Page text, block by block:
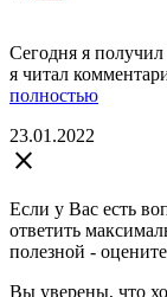
Сегодня я
я читал
полностью
23.01.2022
close
Если у Вас есть
ответить
полезной -
Вы уверены, что